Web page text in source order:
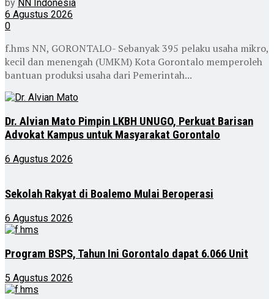
by NN Indonesia
6 Agustus 2026
0
f.hms NN, GORONTALO- Sebanyak 395 pelaku usaha mikro,
kecil dan menengah (UMKM) Kota Gorontalo memperoleh
bantuan produksi usaha dari Pemerintah...
Dr. Alvian Mato Pimpin LKBH UNUGO, Perkuat Barisan
Advokat Kampus untuk Masyarakat Gorontalo
6 Agustus 2026
Sekolah Rakyat di Boalemo Mulai Beroperasi
6 Agustus 2026
Program BSPS, Tahun Ini Gorontalo dapat 6.066 Unit
5 Agustus 2026